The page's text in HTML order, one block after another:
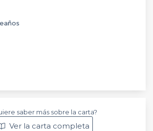
saber más sobre la carta?
Ver la carta completa